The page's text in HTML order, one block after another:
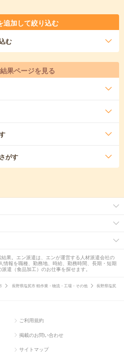
追加して絞り込む
む
果ページを見る
がす
果。エン派遣は、エンが運営する人材派遣会社の
情報を職種、勤務地、時給、勤務時間、長期・短期
遣（食品加工）のお仕事を探せます。
長野県塩尻市 軽作業・物流・工場・その他
長野県塩尻
ご利用規約
掲載のお問い合わせ
サイトマップ